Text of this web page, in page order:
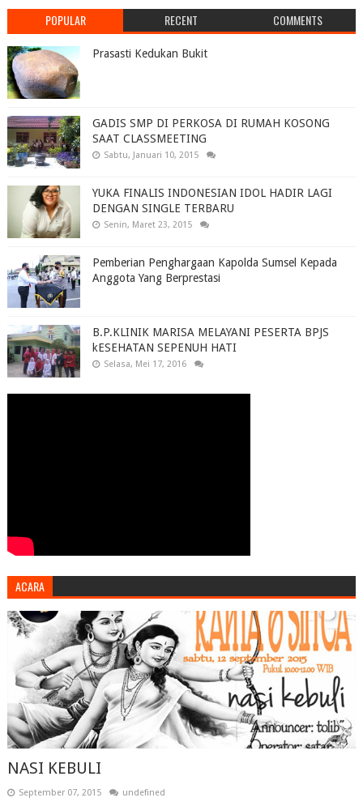
POPULAR RECENT COMMENTS
Prasasti Kedukan Bukit
GADIS SMP DI PERKOSA DI RUMAH KOSONG
SAAT CLASSMEETING
Sabtu, Januari 10, 2015
YUKA FINALIS INDONESIAN IDOL HADIR LAGI
DENGAN SINGLE TERBARU
Senin, Maret 23, 2015
Pemberian Penghargaan Kapolda Sumsel Kepada
Anggota Yang Berprestasi
B.P.KLINIK MARISA MELAYANI PESERTA BPJS
kESEHATAN SEPENUH HATI
Selasa, Mei 17, 2016
ACARA
NASI KEBULI
September 07, 2015 undefined